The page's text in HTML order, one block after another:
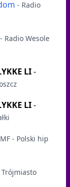
- Radio
- Radio Wesole
LI-
LI-
- Polski hip
Trójmiasto